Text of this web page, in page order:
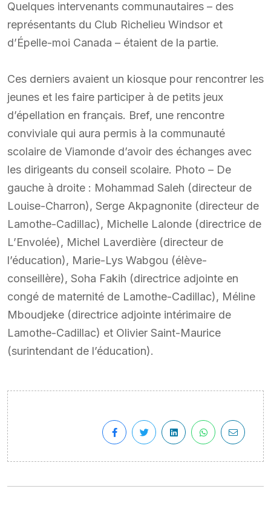
Quelques intervenants communautaires – des
représentants du Club Richelieu Windsor et
d’Épelle-moi Canada – étaient de la partie.
Ces derniers avaient un kiosque pour rencontrer les
jeunes et les faire participer à de petits jeux
d’épellation en français. Bref, une rencontre
conviviale qui aura permis à la communauté
scolaire de Viamonde d’avoir des échanges avec
les dirigeants du conseil scolaire. Photo – De
gauche à droite : Mohammad Saleh (directeur de
Louise-Charron), Serge Akpagnonite (directeur de
Lamothe-Cadillac), Michelle Lalonde (directrice de
L’Envolée), Michel Laverdière (directeur de
l’éducation), Marie-Lys Wabgou (élève-
conseillère), Soha Fakih (directrice adjointe en
congé de maternité de Lamothe-Cadillac), Méline
Mboudjeke (directrice adjointe intérimaire de
Lamothe-Cadillac) et Olivier Saint-Maurice
(surintendant de l’éducation).